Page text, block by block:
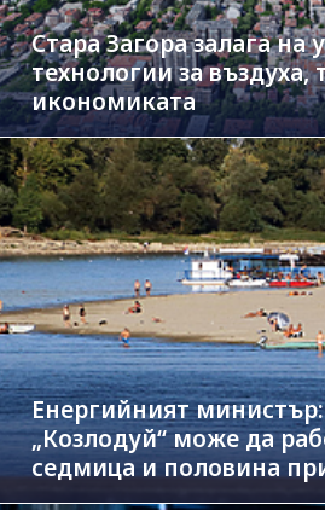
Стара Загора залага на
технологии за въздуха,
икономиката
Енергийният
„Козлодуй“ може да
седмица и половина
на Дунав